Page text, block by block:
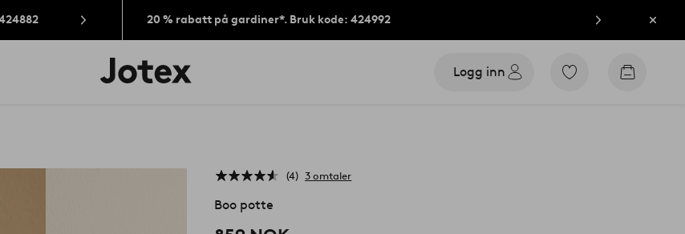
20 % rabatt på gardiner*. Bruk kode: 424992 Lukk
Jotex’
logo
Logg inn
Gå
Gå
4 3 omtaler
Boo potte